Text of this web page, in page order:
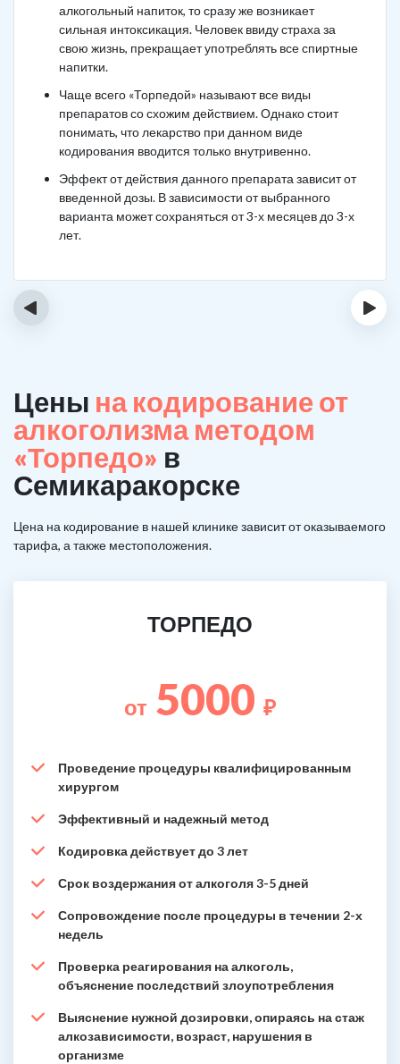
алкогольный напиток, то сразу же возникает
сильная интоксикация. Человек ввиду страха за
свою жизнь, прекращает употреблять все спиртные
напитки.
Чаще всего «Торпедой» называют все виды
препаратов со схожим действием. Однако стоит
понимать, что лекарство при данном виде
кодирования вводится только внутривенно.
Эффект от действия данного препарата зависит от
введенной дозы. В зависимости от выбранного
варианта может сохраняться от 3-х месяцев до 3-х
лет.
‹ ›
Цены на кодирование от
алкоголизма методом
«Торпедо» в
Семикаракорске
Цена на кодирование в нашей клинике зависит от оказываемого
тарифа, а также местоположения.
ТОРПЕДО
от 5000 ₽
Проведение процедуры квалифицированным
хирургом
Эффективный и надежный метод
Кодировка действует до 3 лет
Срок воздержания от алкоголя 3-5 дней
Сопровождение после процедуры в течении 2-х
недель
Проверка реагирования на алкоголь,
объяснение последствий злоупотребления
Выяснение нужной дозировки, опираясь на стаж
алкозависимости, возраст, нарушения в
организме